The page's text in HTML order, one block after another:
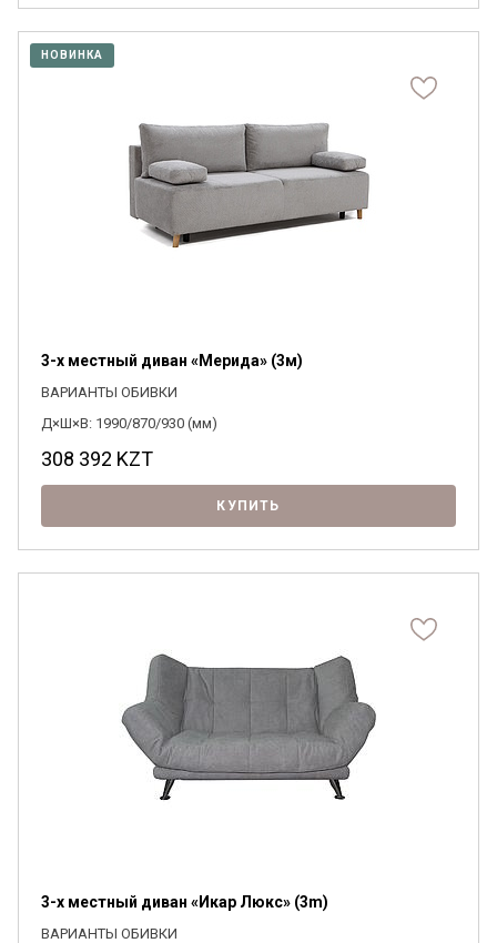
Я ознакомлен с
обработки персональных данных и
согласен на их обработку.
НОВИНКА
3-х местный диван «Мерида» (3м)
ВАРИАНТЫ ОБИВКИ
Д×Ш×В: 1990/870/930 (мм)
308 392 KZT
КУПИТЬ
3-х местный диван «Икар Люкс» (3m)
ВАРИАНТЫ ОБИВКИ